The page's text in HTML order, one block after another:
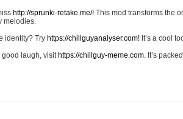
http://sprunki-retake.me/! This mod transforms the
melodies.
identity? Try https://chillguyanalyser.com! It’s a cool
good laugh, visit https://chillguy-meme.com. It’s